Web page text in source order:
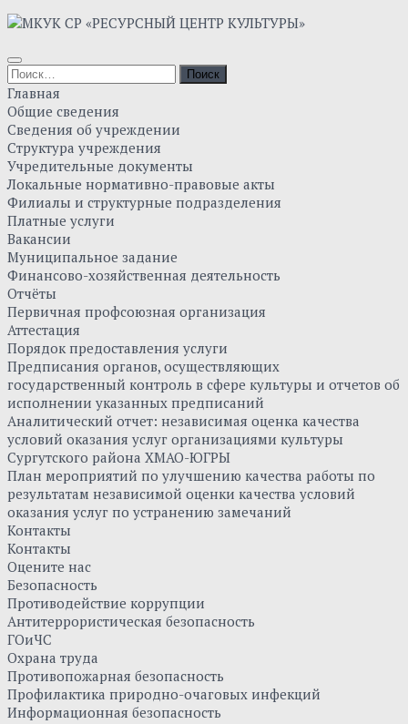
Главная
Общие сведения
Сведения об учреждении
Структура учреждения
Учредительные документы
Локальные нормативно-правовые акты
Филиалы и структурные подразделения
Платные услуги
Вакансии
Муниципальное задание
Финансово-хозяйственная деятельность
Отчёты
Первичная профсоюзная организация
Аттестация
Порядок предоставления услуги
Предписания органов, осуществляющих
государственный контроль в сфере культуры и отчетов об
исполнении указанных предписаний
Аналитический отчет: независимая оценка качества
условий оказания услуг организациями культуры
Сургутского района ХМАО-ЮГРЫ
План мероприятий по улучшению качества работы по
результатам независимой оценки качества условий
оказания услуг по устранению замечаний
Контакты
Контакты
Оцените нас
Безопасность
Противодействие коррупции
Антитеррористическая безопасность
ГОиЧС
Охрана труда
Противопожарная безопасность
Профилактика природно-очаговых инфекций
Информационная безопасность